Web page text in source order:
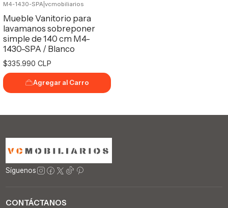
M4-1430-SPA| vcmobiliarios
Mueble Vanitorio para
lavamanos sobreponer
simple de 140 cm M4-
1430-SPA / Blanco
$335.990 CLP
Agregar al Carro
Síguenos
CONTÁCTANOS